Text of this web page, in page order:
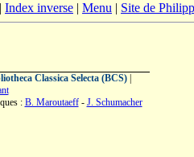
| Index inverse | Menu | Site de
Classica Selecta (BCS)|
: B. Maroutaeff- J. Schumacher